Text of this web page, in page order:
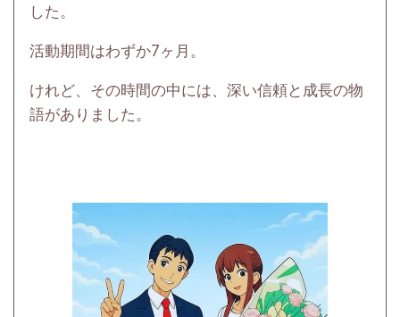
した。
活動期間はわずか7ヶ月。
けれど、その時間の中には、深い信頼と成長の物
語がありました。